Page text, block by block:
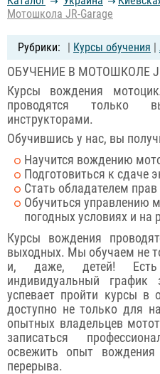
Мотошкола JR-Garage
| Курсы обучения |
ОБУЧЕНИЕ В МОТОШКОЛЕ JR
Курсы вождения
проводятся только
инструкторами.
Обучившись у нас, вы
Научится вождению
Подготовиться к сдаче
Стать обладателем
Обучиться управлению
погодных условиях и на
Курсы вождения
выходных. Мы обучаем не
и, даже, детей! Есть
индивидуальный
успевает пройти курсы в
доступно не только для
опытных владельцев
записаться
освежить опыт вождения
перерыва.